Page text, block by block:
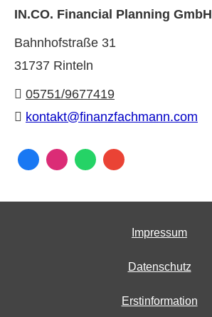
IN.CO. Financial Planning GmbH
Bahnhofstraße 31
31737 Rinteln
05751/9677419
kontakt@finanzfachmann.com
Impressum
Datenschutz
Erstinformation